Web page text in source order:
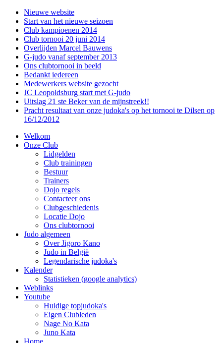
Nieuwe website
Start van het nieuwe seizoen
Club kampioenen 2014
Club tornooi 20 juni 2014
Overlijden Marcel Bauwens
G-judo vanaf september 2013
Ons clubtornooi in beeld
Bedankt iedereen
Medewerkers website gezocht
JC Leopoldsburg start met G-judo
Uitslag 21 ste Beker van de mijnstreek!!
Pracht resultaat van onze judoka's op het tornooi te Dilsen op
16/12/2012
Welkom
Onze Club
Lidgelden
Club trainingen
Bestuur
Trainers
Dojo regels
Contacteer ons
Clubgeschiedenis
Locatie Dojo
Ons clubtornooi
Judo algemeen
Over Jigoro Kano
Judo in België
Legendarische judoka's
Kalender
Statistieken (google analytics)
Weblinks
Youtube
Huidige topjudoka's
Eigen Clubleden
Nage No Kata
Juno Kata
Home